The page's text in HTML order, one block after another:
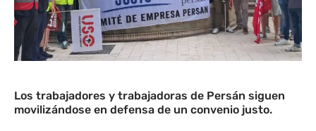
Los trabajadores y trabajadoras de Persán siguen
movilizándose en defensa de un convenio justo.